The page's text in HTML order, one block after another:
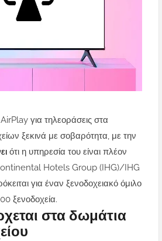
για τηλεοράσεις στα
ξεκινά με σοβαρότητα, με την
ότι η υπηρεσία του είναι πλέον
Hotels Group (IHG)/IHG
για έναν ξενοδοχειακό όμιλο
ξενοδοχεία.
στα δωμάτια